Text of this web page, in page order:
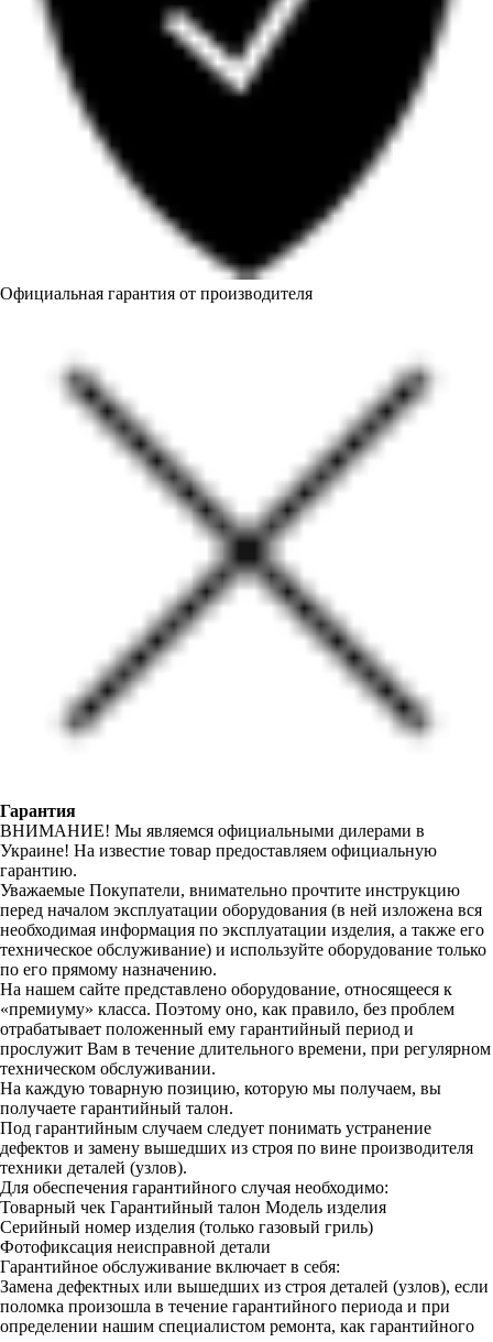
Официальная гарантия от производителя
Гарантия
ВНИМАНИЕ! Мы являемся официальными дилерами в
Украине! На известие товар предоставляем официальную
гарантию.
Уважаемые Покупатели, внимательно прочтите инструкцию
перед началом эксплуатации оборудования (в ней изложена вся
необходимая информация по эксплуатации изделия, а также его
техническое обслуживание) и используйте оборудование только
по его прямому назначению.
На нашем сайте представлено оборудование, относящееся к
«премиуму» класса. Поэтому оно, как правило, без проблем
отрабатывает положенный ему гарантийный период и
прослужит Вам в течение длительного времени, при регулярном
техническом обслуживании.
На каждую товарную позицию, которую мы получаем, вы
получаете гарантийный талон.
Под гарантийным случаем следует понимать устранение
дефектов и замену вышедших из строя по вине производителя
техники деталей (узлов).
Для обеспечения гарантийного случая необходимо:
Товарный чек Гарантийный талон Модель изделия
Серийный номер изделия (только газовый гриль)
Фотофиксация неисправной детали
Гарантийное обслуживание включает в себя:
Замена дефектных или вышедших из строя деталей (узлов), если
поломка произошла в течение гарантийного периода и при
определении нашим специалистом ремонта, как гарантийного